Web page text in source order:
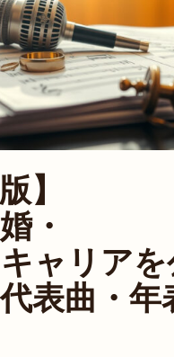
】
・
ャリア
表曲・年